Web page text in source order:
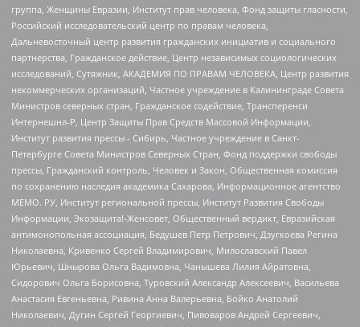
группа, Женщины Евразии, Институт прав человека, Фонд защиты гласности,
Российский исследовательский центр по правам человека,
Дальневосточный центр развития гражданских инициатив и социального
партнерства, Гражданское действие, Центр независимых социологических
исследований, Сутяжник, АКАДЕМИЯ ПО ПРАВАМ ЧЕЛОВЕКА, Центр развития
некоммерческих организаций, Частное учреждение в Калининграде Совета
Министров северных стран, Гражданское содействие, Трансперенси
Интернешнл-Р, Центр Защиты Прав Средств Массовой Информации,
Институт развития прессы - Сибирь, Частное учреждение в Санкт-
Петербурге Совета Министров Северных Стран, Фонд поддержки свободы
прессы, Гражданский контроль, Человек и Закон, Общественная комиссия
по сохранению наследия академика Сахарова, Информационное агентство
МЕМО. РУ, Институт региональной прессы, Институт Развития Свободы
Информации, Экозащита!-Женсовет, Общественный вердикт, Евразийская
антимонопольная ассоциация, Бедушев Петр Петрович, Дзугкоева Регина
Николаевна, Кривенко Сергей Владимирович, Милославский Павел
Юрьевич, Шнырова Ольга Вадимовна, Чанышева Лилия Айратовна,
Сидорович Ольга Борисовна, Туровский Александр Алексеевич, Васильева
Анастасия Евгеньевна, Ривина Анна Валерьевна, Бойко Анатолий
Николаевич, Дугин Сергей Георгиевич, Пивоваров Андрей Сергеевич,